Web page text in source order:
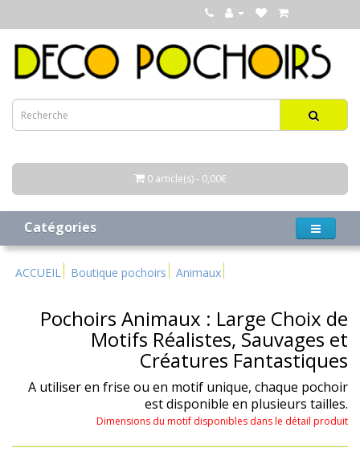
0 article(s) - 0,00€
Catégories
ACCUEIL Boutique pochoirs Animaux
Pochoirs Animaux : Large Choix de
Motifs Réalistes, Sauvages et
Créatures Fantastiques
A utiliser en frise ou en motif unique, chaque pochoir
est disponible en plusieurs tailles.
Dimensions du motif disponibles dans le détail produit